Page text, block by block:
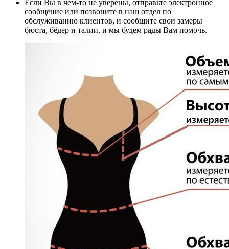
Если Вы в чем-то не уверены, отправьте электронное
сообщение или позвоните в наш отдел по
обслуживанию клиентов, и сообщите свои замеры
бюста, бёдер и талии, и мы будем рады Вам помочь.